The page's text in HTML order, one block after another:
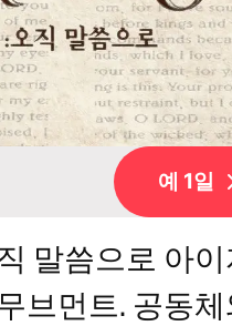
예 1일
말씀으로 아
브먼트. 공동